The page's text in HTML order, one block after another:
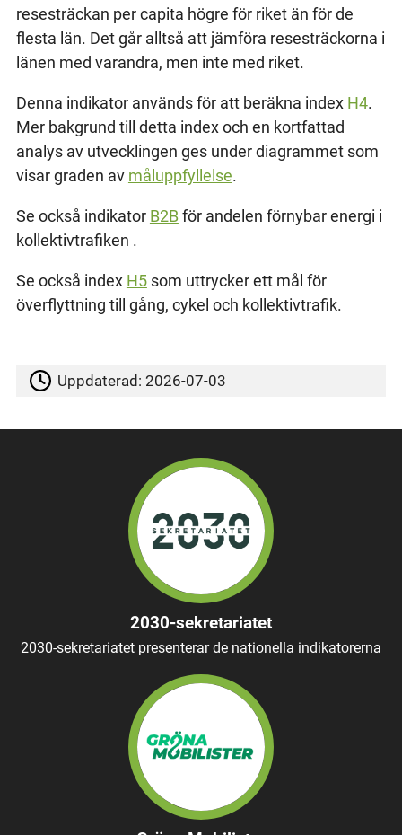
resesträckan per capita högre för riket än för de
flesta län. Det går alltså att jämföra resesträckorna i
länen med varandra, men inte med riket.
Denna indikator används för att beräkna index H4.
Mer bakgrund till detta index och en kortfattad
analys av utvecklingen ges under diagrammet som
visar graden av måluppfyllelse.
Se också indikator B2Bför andelen förnybar energi i
kollektivtrafiken .
Se också index H5som uttrycker ett mål för
överflyttning till gång, cykel och kollektivtrafik.
Uppdaterad:2026-07-03
2030-sekretariatet
2030-sekretariatet presenterar de nationella indikatorerna